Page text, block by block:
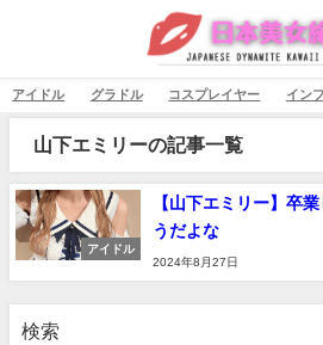
アイドル グラドル コスプレイヤー イン
山下エミリーの記事一覧
アイドル
【山下エミリー】卒
うだよな
2024年8月27日
検索